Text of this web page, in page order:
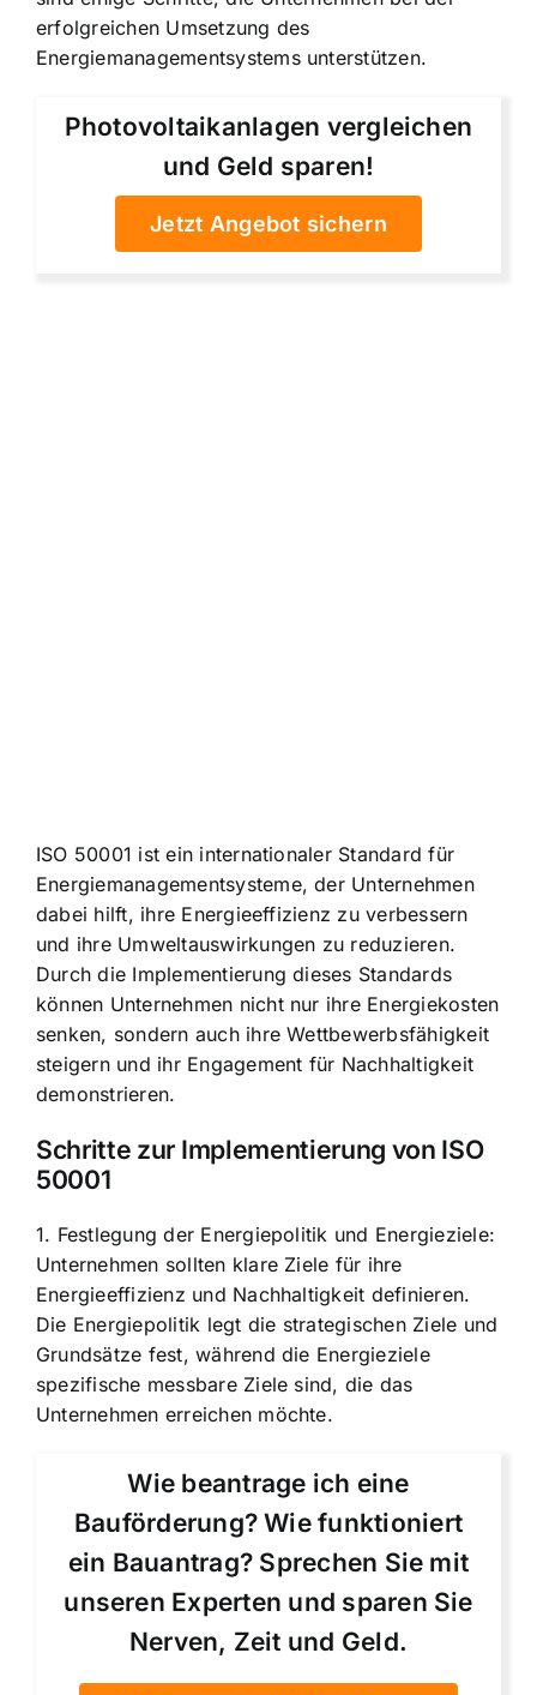
erfolgreichen Umsetzung des
Energiemanagementsystems unterstützen.
Photovoltaikanlagen vergleichen
und Geld sparen!
Jetzt Angebot sichern
ISO 50001 ist ein internationaler Standard für
Energiemanagementsysteme, der Unternehmen
dabei hilft, ihre Energieeffizienz zu verbessern
und ihre Umweltauswirkungen zu reduzieren.
Durch die Implementierung dieses Standards
können Unternehmen nicht nur ihre Energiekosten
senken, sondern auch ihre Wettbewerbsfähigkeit
steigern und ihr Engagement für Nachhaltigkeit
demonstrieren.
Schritte zur Implementierung von ISO
50001
1. Festlegung der Energiepolitik und Energieziele:
Unternehmen sollten klare Ziele für ihre
Energieeffizienz und Nachhaltigkeit definieren.
Die Energiepolitik legt die strategischen Ziele und
Grundsätze fest, während die Energieziele
spezifische messbare Ziele sind, die das
Unternehmen erreichen möchte.
Wie beantrage ich eine
Bauförderung? Wie funktioniert
ein Bauantrag? Sprechen Sie mit
unseren Experten und sparen Sie
Nerven, Zeit und Geld.